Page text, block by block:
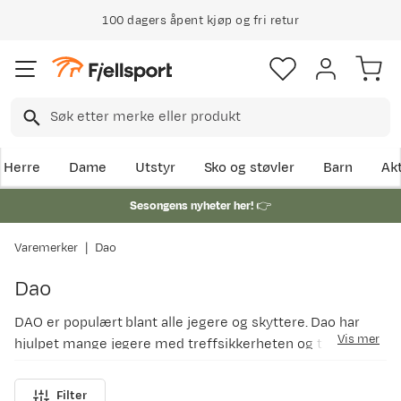
100 dagers åpent kjøp og fri retur
Herre Dame Utstyr Sko og støvler Barn
Sesongens nyheter her!👉
Varemerker Dao
Dao
DAO er populært blant alle jegere og skyttere. Dao har
hjulpet mange jegere med treffsikkerheten og til
måte å øve både sikte og avtrekk. Skitt jakt !
Vis mer
Filter